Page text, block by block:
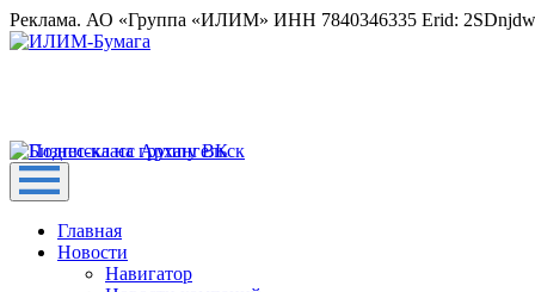
Реклама. АО «Группа «ИЛИМ» ИНН 7840346335 Erid:
Главная
Новости
Навигатор